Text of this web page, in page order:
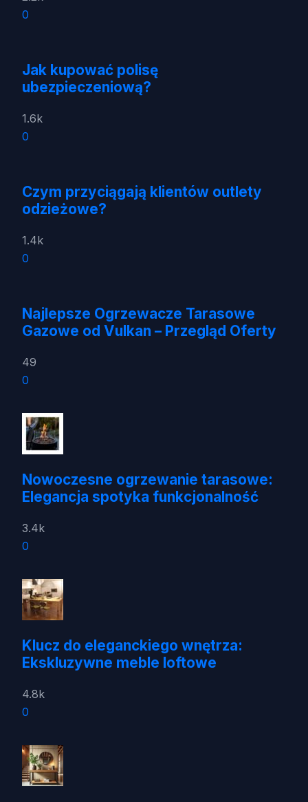
0
Jak kupować polisę
ubezpieczeniową?
1.6k
0
Czym przyciągają klientów outlety
odzieżowe?
1.4k
0
Najlepsze Ogrzewacze Tarasowe
Gazowe od Vulkan – Przegląd Oferty
49
0
Nowoczesne ogrzewanie tarasowe:
Elegancja spotyka funkcjonalność
3.4k
0
Klucz do eleganckiego wnętrza:
Ekskluzywne meble loftowe
4.8k
0